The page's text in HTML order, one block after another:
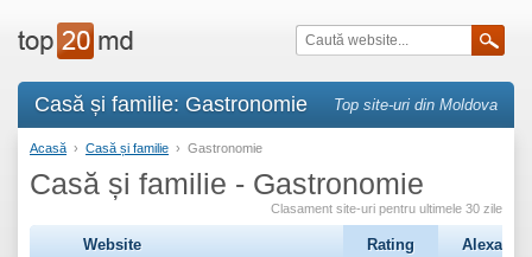
Casă și familie: Gastronomie Top site-uri din Moldova
Acasă › Casă și familie › Gastronomie
Casă și familie - Gastronomie
Clasament site-uri pentru ultimele 30 zile
Website Rating Alexa